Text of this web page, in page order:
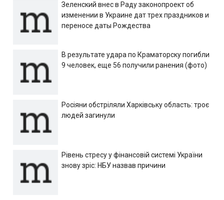
Зеленский внес в Раду законопроект об
изменении в Украине дат трех праздников и
переносе даты Рождества
В результате удара по Краматорску погибли
9 человек, еще 56 получили ранения (фото)
Росіяни обстріляли Харківську область: троє
людей загинули
Рівень стресу у фінансовій системі України
знову зріс: НБУ назвав причини